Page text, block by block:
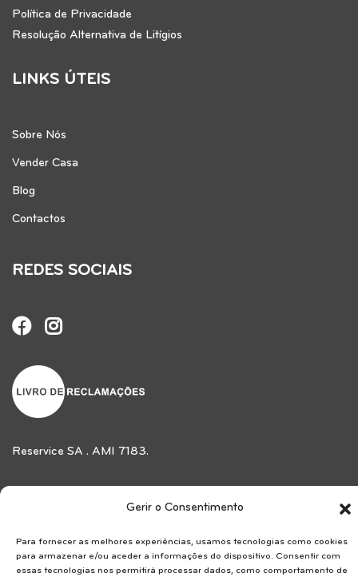
Gerir o Consentimento
Para fornecer as melhores experiências, usamos tecnologias como cookies
para armazenar e/ou aceder a informações do dispositivo. Consentir com
essas tecnologias nos permitirá processar dados, como comportamento de
Política de Privacidade
Resolução Alternativa de Litígios
LINKS ÚTEIS
Sobre Nós
Vender Casa
Blog
Contactos
REDES SOCIAIS
Reservice SA . AMI 7183.
Copyrights © 2024. Todos os direitos reservados